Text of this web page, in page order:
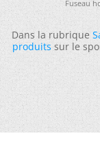
Fuseau
Dans la rubrique
produitssur le